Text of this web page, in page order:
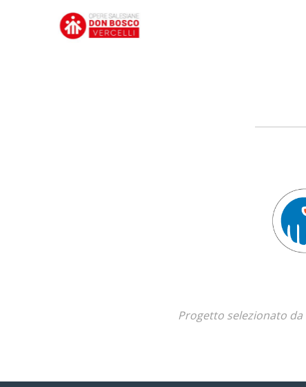
Progetto selezionato da